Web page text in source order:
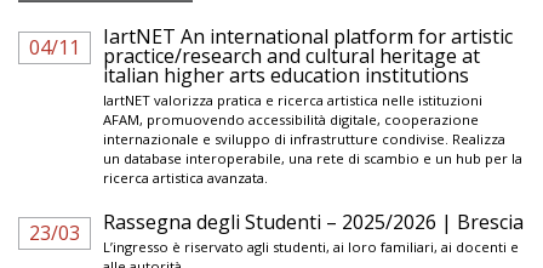
04/11 IartNET An international platform for artistic
practice/research and cultural heritage at
italian higher arts education institutions
IartNET valorizza pratica e ricerca artistica nelle istituzioni
AFAM, promuovendo accessibilità digitale, cooperazione
internazionale e sviluppo di infrastrutture condivise. Realizza
un database interoperabile, una rete di scambio e un hub per la
ricerca artistica avanzata.
23/03 Rassegna degli Studenti – 2025/2026 | Brescia
L’ingresso è riservato agli studenti, ai loro familiari, ai docenti e